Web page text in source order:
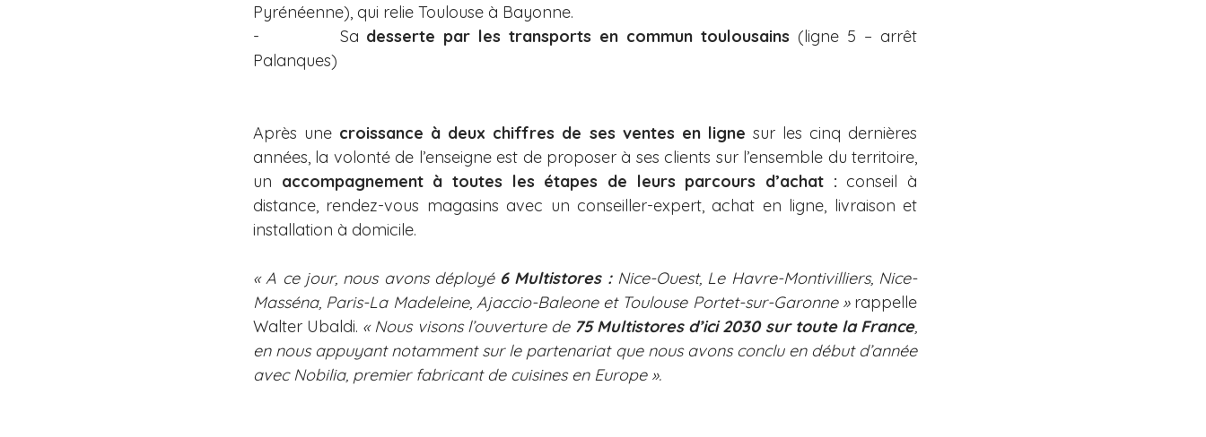
Pyrénéenne), qui relie Toulouse à Bayonne.
-          Sa desserte par les transports en commun toulousains (ligne 5 – arrêt
Palanques)
Après une croissance à deux chiffres de ses ventes en ligne sur les cinq dernières
années, la volonté de l’enseigne est de proposer à ses clients sur l’ensemble du territoire,
un accompagnement à toutes les étapes de leurs parcours d’achat : conseil à
distance, rendez-vous magasins avec un conseiller-expert, achat en ligne, livraison et
installation à domicile.
« A ce jour, nous avons déployé 6 Multistores : Nice-Ouest, Le Havre-Montivilliers, Nice-
Masséna, Paris-La Madeleine, Ajaccio-Baleone et Toulouse Portet-sur-Garonne » rappelle
Walter Ubaldi. « Nous visons l’ouverture de 75 Multistores d’ici 2030 sur toute la France,
en nous appuyant notamment sur le partenariat que nous avons conclu en début d’année
avec Nobilia, premier fabricant de cuisines en Europe ».